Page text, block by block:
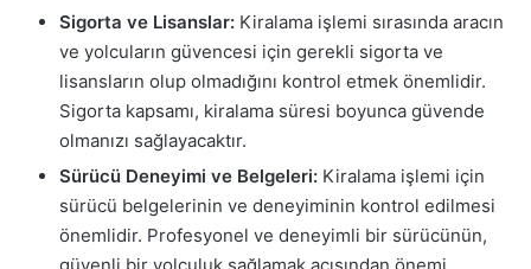
Sigorta ve Lisanslar: Kiralama işlemi sırasında aracın
ve yolcuların güvencesi için gerekli sigorta ve
lisansların olup olmadığını kontrol etmek önemlidir.
Sigorta kapsamı, kiralama süresi boyunca güvende
olmanızı sağlayacaktır.
Sürücü Deneyimi ve Belgeleri: Kiralama işlemi için
sürücü belgelerinin ve deneyiminin kontrol edilmesi
önemlidir. Profesyonel ve deneyimli bir sürücünün,